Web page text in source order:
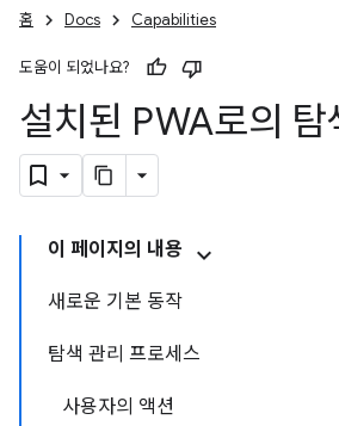
홈 Docs Capabilities
도움이 되었나요?
설치된 PWA로의 탐
이 페이지의 내용
새로운 기본 동작
탐색 관리 프로세스
사용자의 액션